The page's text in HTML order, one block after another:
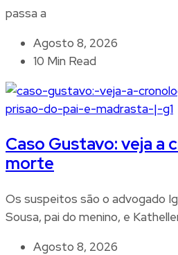
passa a
Agosto 8, 2026
10 Min Read
Caso Gustavo: veja a
morte
Os suspeitos são o advogado
Sousa, pai do menino, e
Agosto 8, 2026